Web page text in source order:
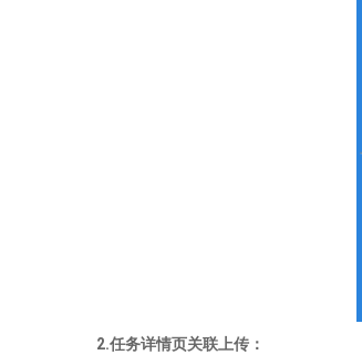
2.任务详情页关联上传 ：